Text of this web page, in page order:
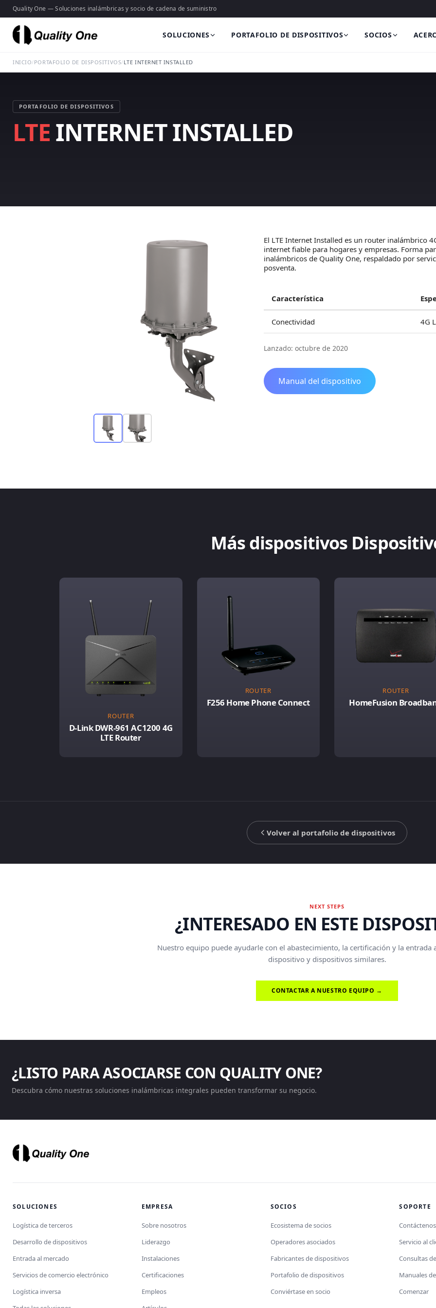
Quality One — Soluciones inalámbricas y socio de cadena de suministro
SOLUCIONES PORTAFOLIO DE DISPOSITIVOS SOCIOS
INICIO/PORTAFOLIO DE DISPOSITIVOS/LTE INTERNET INSTALLED
PORTAFOLIO DE DISPOSITIVOS
LTE INTERNET INSTALLED
El LTE Internet Installed es un router inalámbrico
internet fiable para hogares y empresas. Forma
inalámbricos de Quality One, respaldado por
posventa.
Característica
Conectividad 4G
Lanzado: octubre de 2020
Manual del dispositivo
Más dispositivos
ROUTER
D-Link DWR-961 AC1200 4G
LTE Router
ROUTER
F256 Home Phone Connect
ROUTER
HomeFusion
Volver al portafolio de dispositivos
NEXT STEPS
¿INTERESADO EN ESTE
Nuestro equipo puede ayudarle con el abastecimiento, la certificación y la entrada
dispositivo y dispositivos similares.
CONTACTAR A NUESTRO EQUIPO →
¿LISTO PARA ASOCIARSE CON QUALITY ONE?
Descubra cómo nuestras soluciones inalámbricas integrales pueden transformar su negocio.
SOLUCIONES
Logística de terceros
Desarrollo de dispositivos
Entrada al mercado
Servicios de comercio electrónico
Logística inversa
EMPRESA
Sobre nosotros
Liderazgo
Instalaciones
Certificaciones
Empleos
SOCIOS
Ecosistema de socios
Operadores asociados
Fabricantes de dispositivos
Portafolio de dispositivos
Conviértase en socio
SOPORTE
Contáctenos
Servicio al
Consultas
Manuales
Comenzar